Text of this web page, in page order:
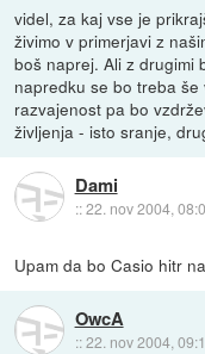
videl, za kaj vse je
živimo v primerjavi z
boš naprej. Ali z drugimi
napredku se bo treba
razvajenost pa bo
življenja - isto sranje,
Dami
::22. nov 2004,
Upam da bo Casio hitr
OwcA
::22. nov 2004,